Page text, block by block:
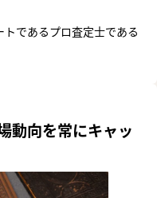
であるプロ査定士である
動向を常にキャッ